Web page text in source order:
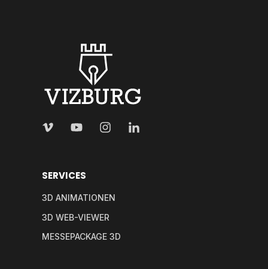
SERVICES
3D ANIMATIONEN
3D WEB-VIEWER
MESSEPACKAGE 3D